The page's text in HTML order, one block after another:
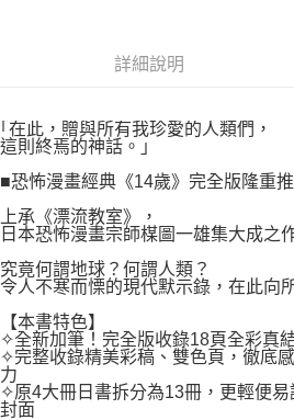
易，需依本服務之必要範圍內提供個人資料
https://aftee.tw/terms/#terms3
３．未成年的使用者請事先徵得法定代理人或
「AFTEE先享後付」，若未經同意申辦者引起
任。
時審查核予不同之上限額度；若仍有額度不足
請求用戶進行身份認證。
５．嚴禁一人註冊多個帳號或使用他人資訊註
恩沛科技股份有限公司將有權停止該用戶之使
宅配
每筆NT$100，滿NT$800(含以上)免運費
國家/地區配送
詳細說明
｢在此，贈與所有我珍愛的人類們，
這則終焉的神話。」
■恐怖漫畫經典《14歲》完全版隆重
上承《漂流教室》，
日本恐怖漫畫宗師楳圖一雄集大成之
究竟何謂地球？何謂人類？
令人不寒而慄的現代默示錄，在此向
【本書特色】
✧全新加筆！完全版收錄18頁全彩真
✧完整收錄精美彩稿、雙色頁，徹底
力
✧原4大冊日書拆分為13冊，更輕便
封面